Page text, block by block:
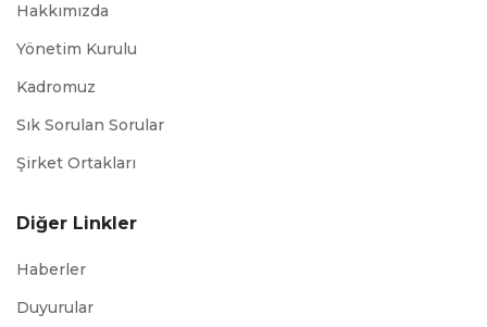
Hakkımızda
Yönetim Kurulu
Kadromuz
Sık Sorulan Sorular
Şirket Ortakları
Diğer Linkler
Haberler
Duyurular